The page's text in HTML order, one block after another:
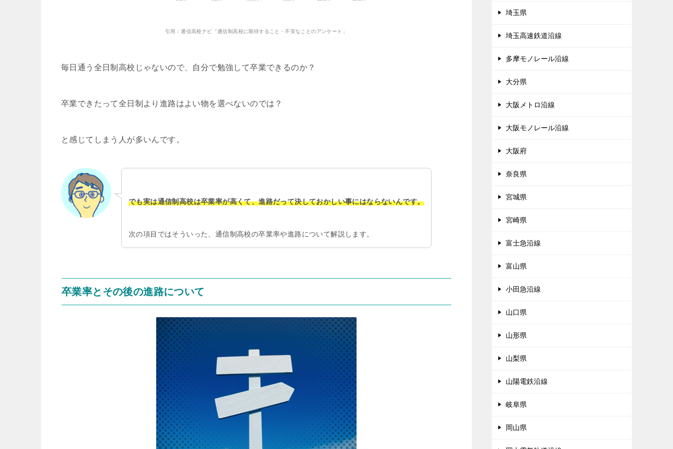
引用：通信高校ナビ「通信制高校に期待すること・不安なことのアンケート」
毎日通う全日制高校じゃないので、自分で勉強して卒業できるのか？
卒業できたって全日制より進路はよい物を選べないのでは？
と感じてしまう人が多いんです。
でも実は通信制高校は卒業率が高くて、進路だって決しておかしい事にはならないんです。
次の項目ではそういった、通信制高校の卒業率や進路について解説します。
卒業率とその後の進路について
埼玉県
埼玉高速鉄道沿線
多摩モノレール沿線
大分県
大阪メトロ沿線
大阪モノレール沿線
大阪府
奈良県
宮城県
宮崎県
富士急沿線
富山県
小田急沿線
山口県
山形県
山梨県
山陽電鉄沿線
岐阜県
岡山県